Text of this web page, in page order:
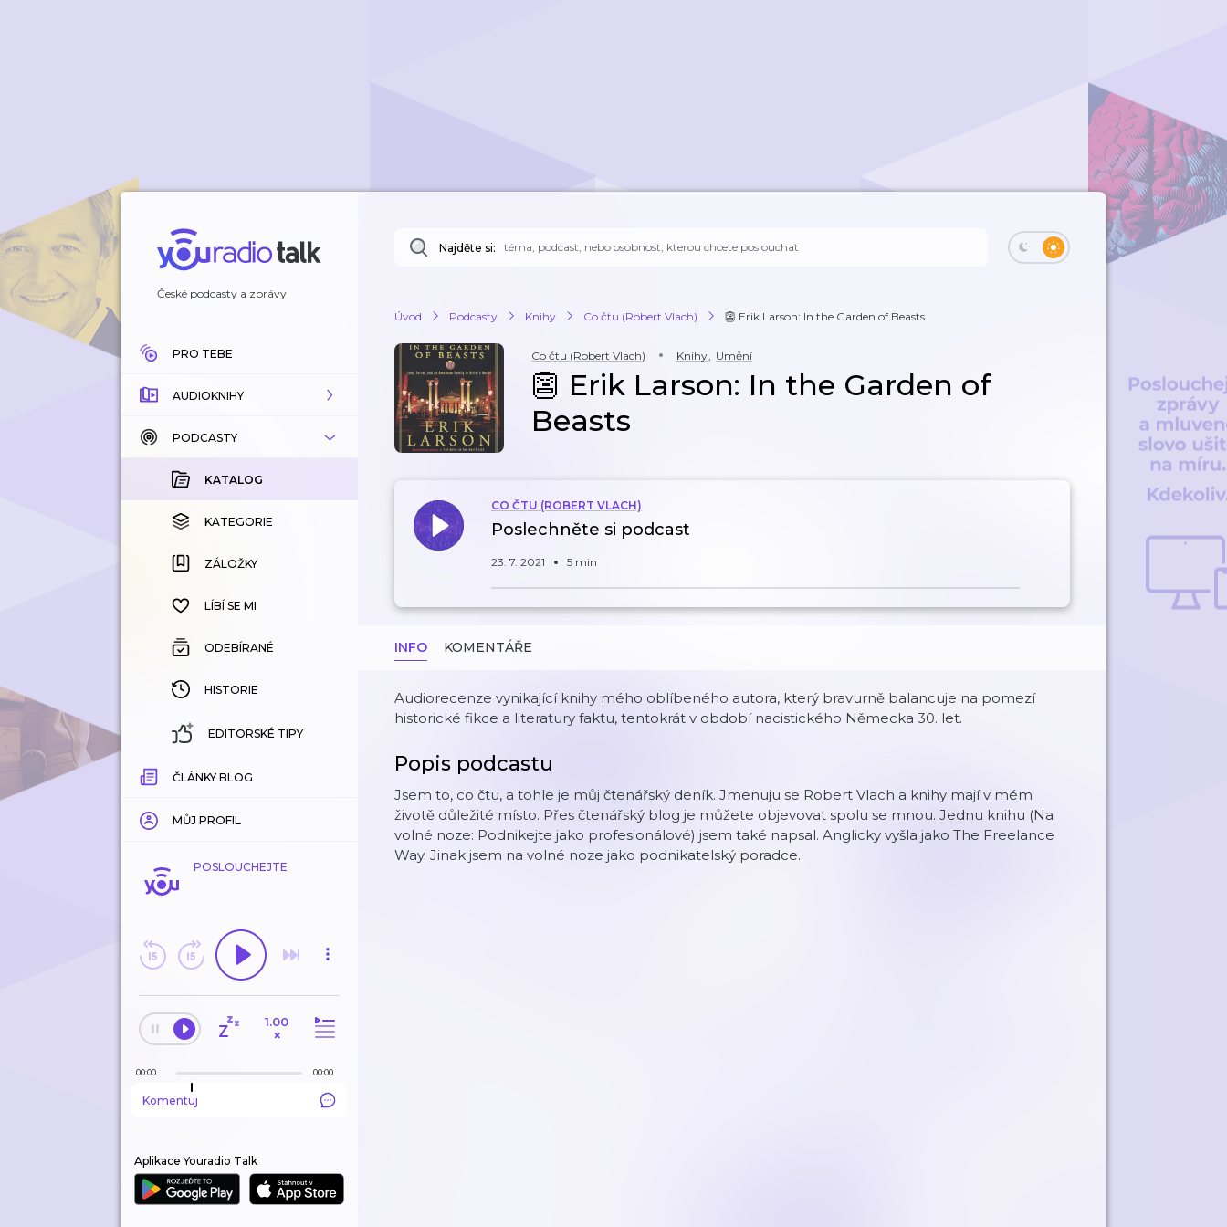
České podcasty a zprávy
PRO TEBE
AUDIOKNIHY
KATALOG
KOUPENÉ
KATEGORIE
ZÁLOŽKY
HISTORIE
PODCASTY
KATALOG
KATEGORIE
ZÁLOŽKY
LÍBÍ SE MI
ODEBÍRANÉ
HISTORIE
EDITORSKÉ TIPY
ČLÁNKY BLOG
MŮJ PROFIL
POSLOUCHEJTE
1.00
×
00:00 00:00
Komentuj
Aplikace Youradio Talk
Najděte si:
Úvod Podcasty Knihy Co čtu (Robert Vlach) 👺 Erik Larson: In the Garden of Beasts
Co čtu (Robert Vlach) Knihy, Umění
👺 Erik Larson: In the Garden of
Beasts
CO ČTU (ROBERT VLACH)
Poslechněte si podcast
23. 7. 2021 5 min
INFO KOMENTÁŘE
Audiorecenze vynikající knihy mého oblíbeného autora, který bravurně balancuje na pomezí
historické fikce a literatury faktu, tentokrát v období nacistického Německa 30. let.
Popis podcastu
Jsem to, co čtu, a tohle je můj čtenářský deník. Jmenuju se Robert Vlach a knihy mají v mém
životě důležité místo. Přes čtenářský blog je můžete objevovat spolu se mnou. Jednu knihu (Na
volné noze: Podnikejte jako profesionálové) jsem také napsal. Anglicky vyšla jako The Freelance
Way. Jinak jsem na volné noze jako podnikatelský poradce.